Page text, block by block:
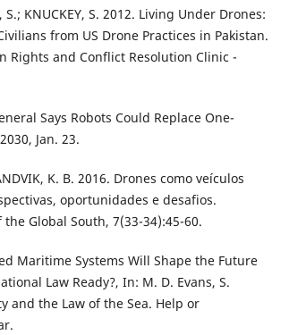
S.; KNUCKEY, S. 2012. Living Under Drones:
from US Drone Practices in Pakistan.
Rights and Conflict Resolution Clinic -
Says Robots Could Replace One-
Jan. 23.
K. B. 2016. Drones como veículos
oportunidades e desafios.
Global South, 7(33-34):45-60.
Maritime Systems Will Shape the Future
Law Ready?, In: M. D. Evans, S.
and the Law of the Sea. Help or